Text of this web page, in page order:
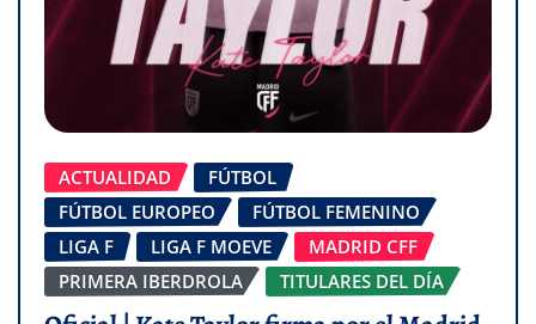
ACTUALIDAD
FÚTBOL
FÚTBOL EUROPEO
FÚTBOL FEMENINO
LIGA F
LIGA F MOEVE
MADRID CFF
PRIMERA IBERDROLA
TITULARES DEL DÍA